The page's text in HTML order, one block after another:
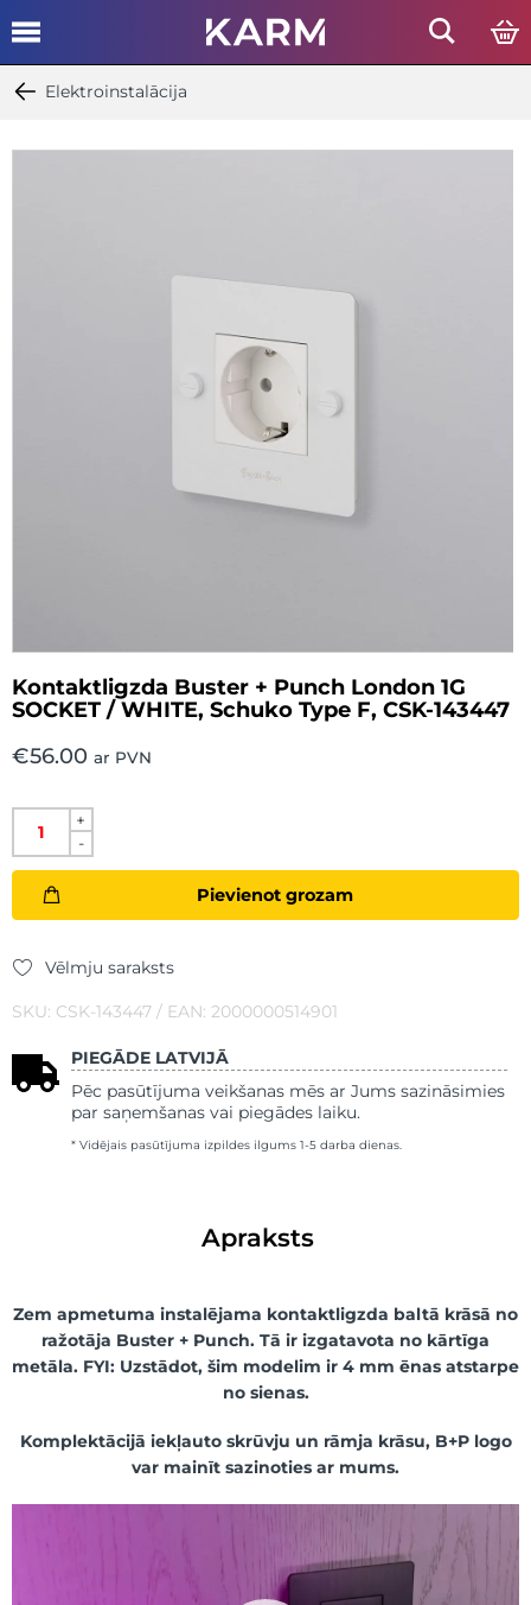
Elektroinstalācija
Kontaktligzda Buster + Punch London 1G
SOCKET / WHITE, Schuko Type F, CSK-143447
€56.00 ar PVN
+
-
Pievienot grozam
Vēlmju saraksts
SKU: CSK-143447 / EAN: 2000000514901
PIEGĀDE LATVIJĀ
Pēc pasūtījuma veikšanas mēs ar Jums sazināsimies
par saņemšanas vai piegādes laiku.
* Vidējais pasūtījuma izpildes ilgums 1-5 darba dienas.
Apraksts
Zem apmetuma instalējama kontaktligzda baltā krāsā no
ražotāja Buster + Punch. Tā ir izgatavota no kārtīga
metāla. FYI: Uzstādot, šim modelim ir 4 mm ēnas atstarpe
no sienas.
Komplektācijā iekļauto skrūvju un rāmja krāsu, B+P logo
var mainīt sazinoties ar mums.
Video